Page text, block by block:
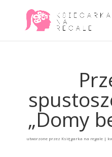
„Domy
utworzone przez Księgarka na regale |